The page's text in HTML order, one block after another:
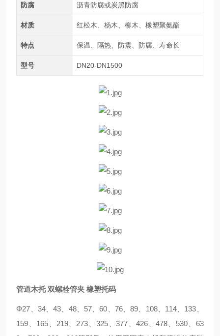
防腐 沥青防腐或炭黑防腐
材质 红松木、杨木、柳木、橡塑聚氨酯
特点 保温、隔热、防震、防腐、寿命长
型号 DN20-DN1500
管道木托 双螺栓管夹 橡塑托码
Φ27、34、43、48、57、60、76、89、108、114、133、
159、165、219、273、325、377、426、478、530、63